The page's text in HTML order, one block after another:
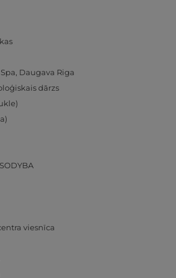
Daugava Riga
dārzs
viesnīca